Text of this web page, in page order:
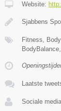
Website:
Sjabbens
Fitness,
BodyBalance,
Laatste
Sociale